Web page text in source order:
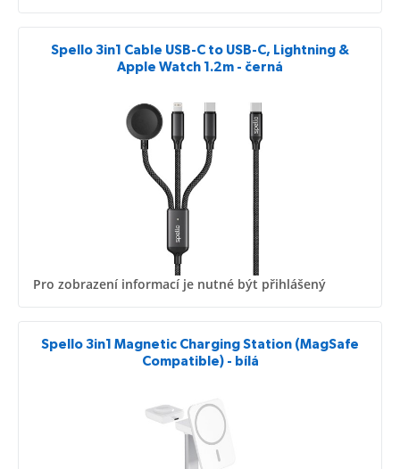
Spello 3in1 Cable USB-C to USB-C, Lightning &
Apple Watch 1.2m - černá
Pro zobrazení informací je nutné být přihlášený
Spello 3in1 Magnetic Charging Station (MagSafe
Compatible) - bílá